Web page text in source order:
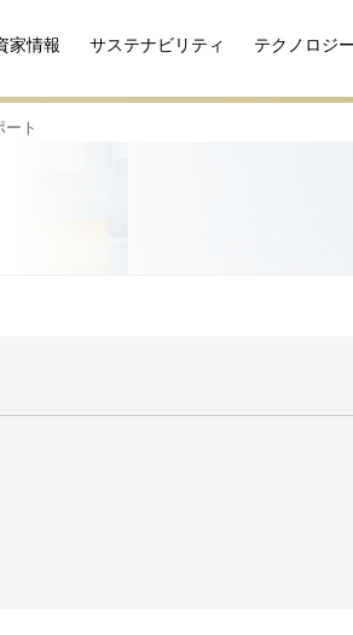
家情報 サステナビリティ テクノロジー
ト